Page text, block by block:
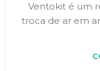
Ventokit é um
troca de ar em